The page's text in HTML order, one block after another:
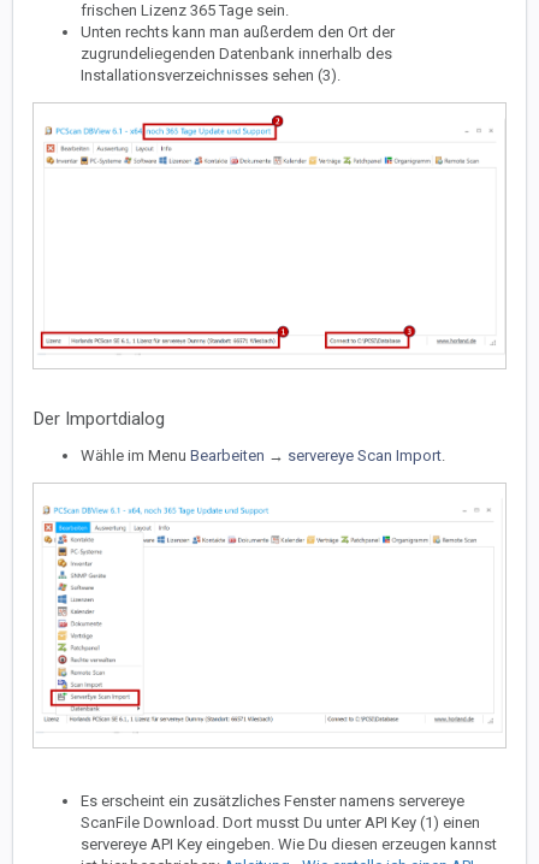
frischen Lizenz 365 Tage sein.
Unten rechts kann man außerdem den Ort der
zugrundeliegenden Datenbank innerhalb des
Installationsverzeichnisses sehen (3).
Der Importdialog
Wähle im Menu Bearbeiten → servereye Scan Import
Es erscheint ein zusätzliches Fenster namens servereye
ScanFile Download. Dort musst Du unter API Key (1) einen
servereye API Key eingeben. Wie Du diesen erzeugen kannst